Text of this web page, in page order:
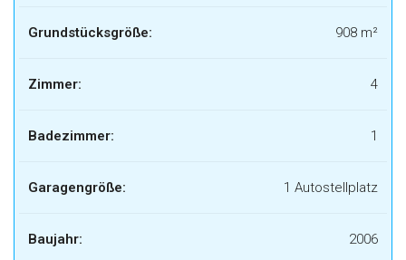
Grundstücksgröße: 908 m²
Zimmer: 4
Badezimmer: 1
Garagengröße: 1 Autostellplatz
Baujahr: 2006